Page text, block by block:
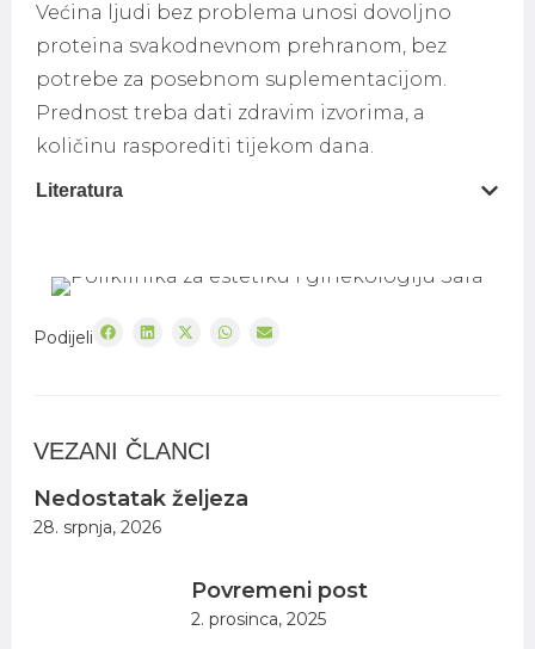
Većina ljudi bez problema unosi dovoljno
proteina svakodnevnom prehranom, bez
potrebe za posebnom suplementacijom.
Prednost treba dati zdravim izvorima, a
količinu rasporediti tijekom dana.
Literatura
Podijeli
VEZANI ČLANCI
Nedostatak željeza
28. srpnja, 2026
Povremeni post
2. prosinca, 2025